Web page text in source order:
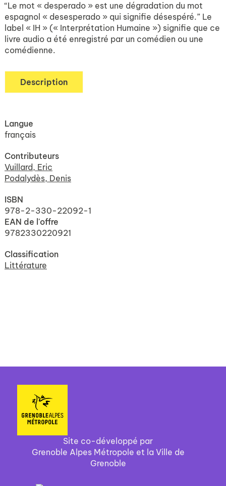
“Le mot « desperado » est une dégradation du mot
espagnol « desesperado » qui signifie désespéré.” Le
label « IH » (« Interprétation Humaine ») signifie que ce
livre audio a été enregistré par un comédien ou une
comédienne.
Description
Langue
français
Contributeurs
Vuillard, Eric
Podalydès, Denis
ISBN
978-2-330-22092-1
EAN de l'offre
9782330220921
Classification
Littérature
Site co-développé par
Grenoble Alpes Métropole et la Ville de
Grenoble